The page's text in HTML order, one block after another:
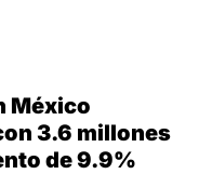
México
3.6 millones
de 9.9%